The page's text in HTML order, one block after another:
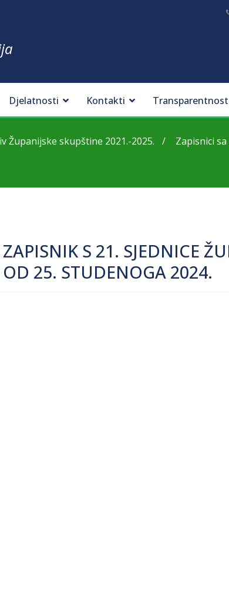
Djelatnosti Kontakti
Županijske skupštine 2021.-2025.
Zapisnici sa
pdf
ZAPISNIK S 21. SJEDNICE
OD 25. STUDENOGA 2024.